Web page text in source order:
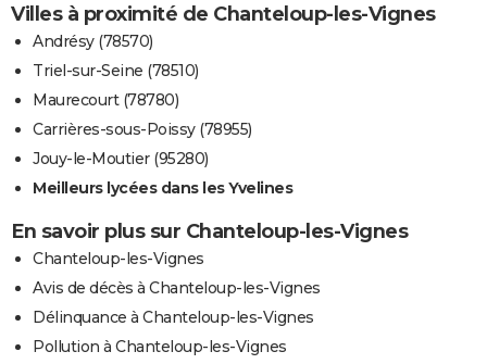
Villes à proximité de Chanteloup-les-Vignes
Andrésy (78570)
Triel-sur-Seine (78510)
Maurecourt (78780)
Carrières-sous-Poissy (78955)
Jouy-le-Moutier (95280)
Meilleurs lycées dans les Yvelines
En savoir plus sur Chanteloup-les-Vignes
Chanteloup-les-Vignes
Avis de décès à Chanteloup-les-Vignes
Délinquance à Chanteloup-les-Vignes
Pollution à Chanteloup-les-Vignes